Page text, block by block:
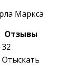
Отзывы
32
Отыскать